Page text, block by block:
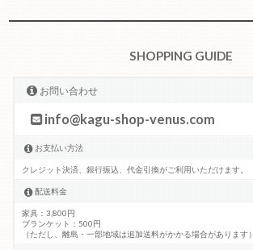
SHOPPING GUIDE
お問い合わせ
info@kagu-shop-venus.com
お支払い方法
クレジット決済、銀行振込、代金引換がご利用いただけます。
配送料金
家具：3,800円
ブランケット：500円
（ただし、離島・一部地域は追加送料がかかる場合があります）